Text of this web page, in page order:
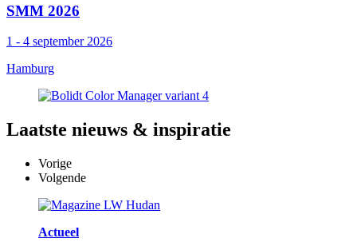
SMM 2026
1 - 4 september 2026
Hamburg
Laatste nieuws & inspiratie
Vorige
Volgende
Actueel